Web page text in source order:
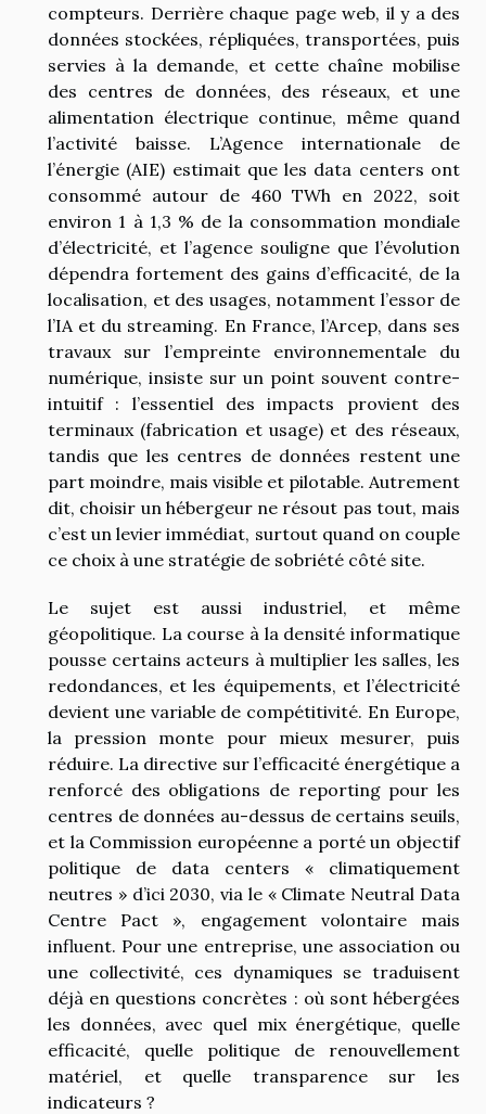
compteurs. Derrière chaque page web, il y a des
données stockées, répliquées, transportées, puis
servies à la demande, et cette chaîne mobilise
des centres de données, des réseaux, et une
alimentation électrique continue, même quand
l’activité baisse. L’Agence internationale de
l’énergie (AIE) estimait que les data centers ont
consommé autour de 460 TWh en 2022, soit
environ 1 à 1,3 % de la consommation mondiale
d’électricité, et l’agence souligne que l’évolution
dépendra fortement des gains d’efficacité, de la
localisation, et des usages, notamment l’essor de
l’IA et du streaming. En France, l’Arcep, dans ses
travaux sur l’empreinte environnementale du
numérique, insiste sur un point souvent contre-
intuitif : l’essentiel des impacts provient des
terminaux (fabrication et usage) et des réseaux,
tandis que les centres de données restent une
part moindre, mais visible et pilotable. Autrement
dit, choisir un hébergeur ne résout pas tout, mais
c’est un levier immédiat, surtout quand on couple
ce choix à une stratégie de sobriété côté site.
Le sujet est aussi industriel, et même
géopolitique. La course à la densité informatique
pousse certains acteurs à multiplier les salles, les
redondances, et les équipements, et l’électricité
devient une variable de compétitivité. En Europe,
la pression monte pour mieux mesurer, puis
réduire. La directive sur l’efficacité énergétique a
renforcé des obligations de reporting pour les
centres de données au-dessus de certains seuils,
et la Commission européenne a porté un objectif
politique de data centers « climatiquement
neutres » d’ici 2030, via le « Climate Neutral Data
Centre Pact », engagement volontaire mais
influent. Pour une entreprise, une association ou
une collectivité, ces dynamiques se traduisent
déjà en questions concrètes : où sont hébergées
les données, avec quel mix énergétique, quelle
efficacité, quelle politique de renouvellement
matériel, et quelle transparence sur les
indicateurs ?